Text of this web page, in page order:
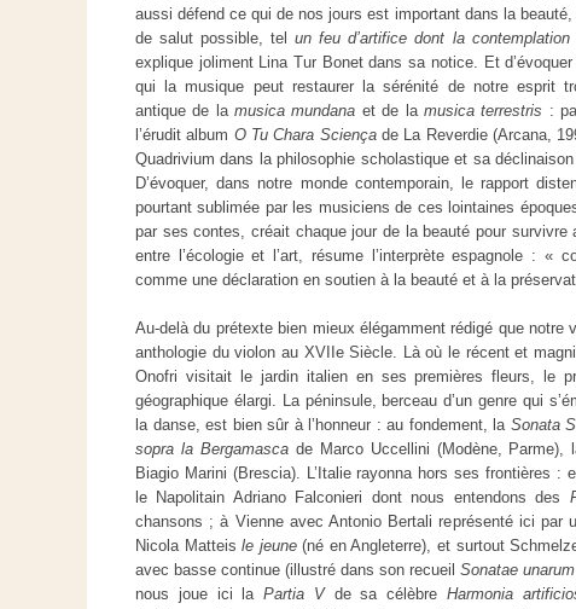
aussi défend ce qui de nos jours est important dans la beauté,
de salut possible, telun feu d’artifice dont la
explique joliment Lina Tur Bonet dans sa notice. Et
qui la musique peut restaurer la sérénité de notre esprit
antique de lamusica mundana et de la musica terrestris :
l’érudit album O Tu Chara Sciençade La Reverdie (Arcana,
Quadrivium dans la philosophie scholastique et sa
D’évoquer, dans notre monde contemporain, le rapport
pourtant sublimée par les musiciens de ces lointaines
par ses contes, créait chaque jour de la beauté pour survivre
entre l’écologie et l’art, résume l’interprète espagnole : «
comme une déclaration en soutien à la beauté et à la
Au-delà du prétexte bien mieux élégamment rédigé que notre
anthologie du violon au XVIIe Siècle. Là où le récent et
Onofri visitait le jardin italien en ses premières fleurs, le
géographique élargi. La péninsule, berceau d’un genre qui
la danse, est bien sûr à l’honneur : au fondement, la Sonata
sopra la Bergamasca de Marco Uccellini (Modène,
Biagio Marini (Brescia). L’Italie rayonna hors ses frontières :
le Napolitain Adriano Falconieri dont nous entendons des
chansons ; à Vienne avec Antonio Bertali représenté ici par
Nicola Matteisle jeune(né en Angleterre), et surtout
avec basse continue (illustré dans son recueil Sonatae
nous joue ici laPartia Vde sa célèbre Harmonia